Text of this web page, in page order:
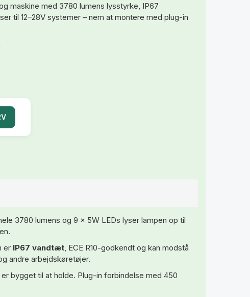
maskine med 3780 lumens lysstyrke, IP67
til 12–28V systemer – nem at montere med plug-in
3780 lumens og 9 x 5W LEDs lyser lampen op til
er IP67 vandtæt , ECE R10-godkendt og kan modstå
andre arbejdskøretøjer.
bygget til at holde. Plug-in forbindelse med 450